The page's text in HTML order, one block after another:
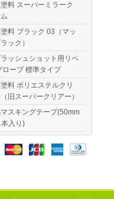
料 スーパーミラーク
料 ブラック 03（マッ
ック）
ッシュショット用リペ
ローブ 標準タイプ
料 ポリエステルクリ
旧スーパークリアー）
スキングテープ(50mm
入り)